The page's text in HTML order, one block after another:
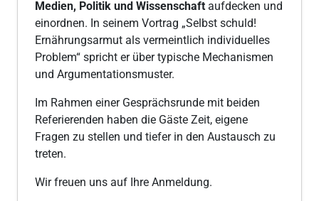
Medien, Politik und Wissenschaft aufdecken und
einordnen. In seinem Vortrag „Selbst schuld!
Ernährungsarmut als vermeintlich individuelles
Problem“ spricht er über typische Mechanismen
und Argumentationsmuster.
Im Rahmen einer Gesprächsrunde mit beiden
Referierenden haben die Gäste Zeit, eigene
Fragen zu stellen und tiefer in den Austausch zu
treten.
Wir freuen uns auf Ihre Anmeldung.